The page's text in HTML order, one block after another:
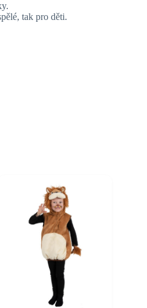
tak pro děti.